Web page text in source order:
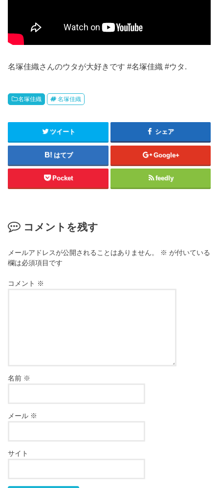
名塚佳織さんのウタが大好きです #名塚佳織 #ウタ.
名塚佳織 名塚佳織
ツイート シェア
はてブ Google+
Pocket feedly
コメントを残す
メールアドレスが公開されることはありません。 ※ が付いている
欄は必須項目です
コメント ※
名前 ※
メール ※
サイト